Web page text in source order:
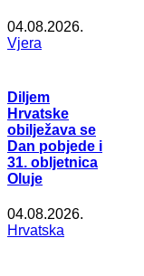
04.08.2026.
Vjera
Diljem
Hrvatske
obilježava se
Dan pobjede i
31. obljetnica
Oluje
04.08.2026.
Hrvatska